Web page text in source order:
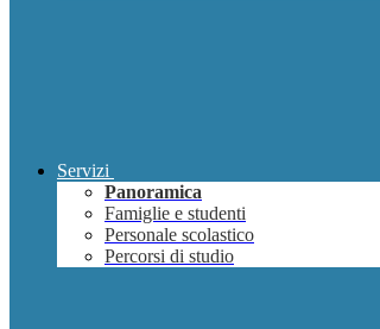
Servizi
Panoramica
Famiglie e studenti
Personale scolastico
Percorsi di studio